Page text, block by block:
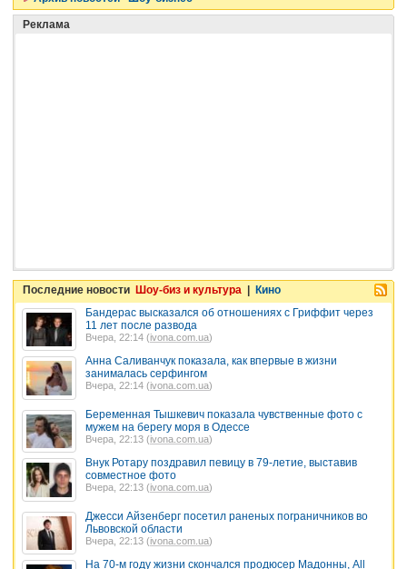
Реклама
Последние новости Шоу-биз и культура | Кино
Бандерас высказался об отношениях с Гриффит через
11 лет после развода
Вчера, 22:14 (ivona.com.ua)
Анна Саливанчук показала, как впервые в жизни
занималась серфингом
Вчера, 22:14 (ivona.com.ua)
Беременная Тышкевич показала чувственные фото с
мужем на берегу моря в Одессе
Вчера, 22:13 (ivona.com.ua)
Внук Ротару поздравил певицу в 79-летие, выставив
совместное фото
Вчера, 22:13 (ivona.com.ua)
Джесси Айзенберг посетил раненых пограничников во
Львовской области
Вчера, 22:13 (ivona.com.ua)
На 70-м году жизни скончался продюсер Мадонны, All